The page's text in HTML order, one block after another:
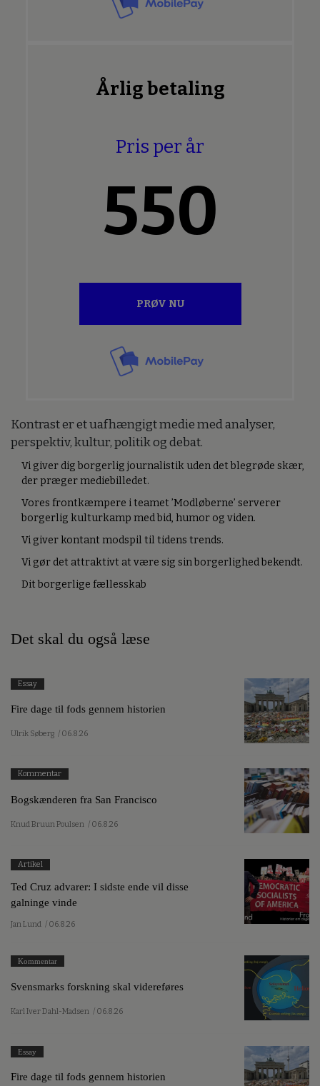
Årlig betaling
Pris per år
550
PRØV NU
Kontrast er et uafhængigt medie med analyser,
perspektiv, kultur, politik og debat.
Vi giver dig borgerlig journalistik uden det blegrøde skær,
der præger mediebilledet.
Vores frontkæmpere i teamet ’Modløberne’ serverer
borgerlig kulturkamp med bid, humor og viden.
Vi giver kontant modspil til tidens trends.
Vi gør det attraktivt at være sig sin borgerlighed bekendt.
Dit borgerlige fællesskab
Det skal du også læse
Essay
Fire dage til fods gennem historien
Ulrik Søberg / 06.8.26
Kommentar
Bogskænderen fra San Francisco
Knud Bruun Poulsen / 06.8.26
Artikel
Ted Cruz advarer: I sidste ende vil disse
galninge vinde
Jan Lund / 06.8.26
Kommentar
Svensmarks forskning skal videreføres
Karl Iver Dahl-Madsen / 06.8.26
Essay
Fire dage til fods gennem historien